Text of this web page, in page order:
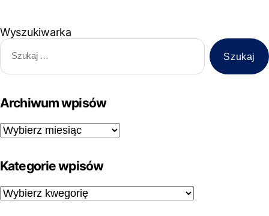
Wyszukiwarka
Archiwum wpisów
Kategorie wpisów